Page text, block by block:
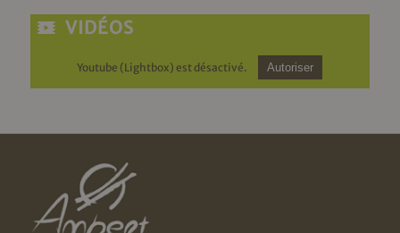
VIDÉOS
Youtube (Lightbox) est désactivé. Autoriser